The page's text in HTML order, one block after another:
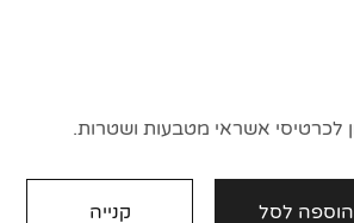
לכרטיסי אשראי מטבעות ושטרות.
הוספה לסל קנייה